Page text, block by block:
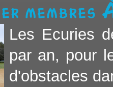
membres
Les Ecuries
par an, pour
d'obstacles